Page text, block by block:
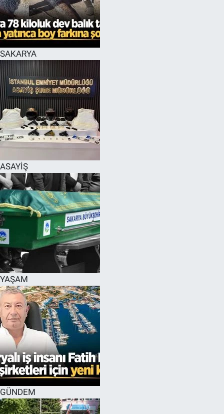
SAKARYA
ASAYİŞ
YAŞAM
GÜNDEM
EĞİTİM
ÖZEL HABER
HALK54 PANORAMA